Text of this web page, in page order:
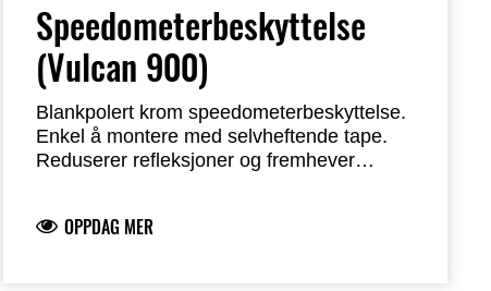
Speedometerbeskyttelse
(Vulcan 900)
Blankpolert krom speedometerbeskyttelse.
Enkel å montere med selvheftende tape.
Reduserer refleksjoner og fremhever
OPPDAG MER